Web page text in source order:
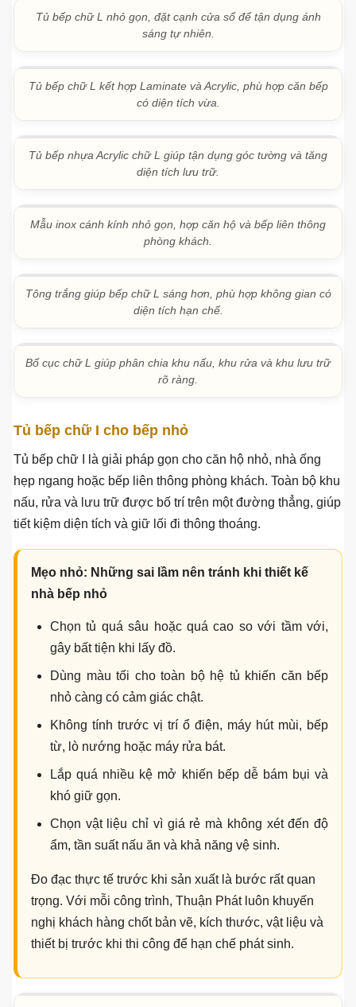
Kiểu dáng tủ bếp hiện đại được ưa
Tủ bếp chữ L hiện đại
không gian bếp có góc tường. Kiểu dáng này giúp tận
dụng góc chết, tăng diện tích mặt bàn và phân chia khu
Tủ bếp chữ L nhỏ gọn, đặt cạnh cửa sổ để tận dụng ánh
sáng tự nhiên.
Tủ bếp chữ L kết hợp Laminate và Acrylic, phù hợp căn bếp
có diện tích vừa.
Tủ bếp nhựa Acrylic chữ L giúp tận dụng góc tường và tăng
diện tích lưu trữ.
phòng khách.
Tông trắng giúp bếp chữ L sáng hơn, phù hợp không gian có
diện tích hạn chế.
Bố cục chữ L giúp phân chia khu nấu, khu rửa và khu lưu trữ
Tủ bếp chữ I cho bếp nhỏ
Tủ bếp chữ I là giải pháp gọn cho căn hộ nhỏ, nhà ống
hẹp ngang hoặc bếp liên thông phòng khách. Toàn bộ khu
nấu, rửa và lưu trữ được bố trí trên một đường thẳng, giúp
tiết kiệm diện tích và giữ lối đi thông thoáng.
Mẹo nhỏ: Những sai lầm nên tránh khi thiết kế
nhà bếp nhỏ
Chọn tủ quá sâu hoặc quá cao so với tầm với,
gây bất tiện khi lấy đồ.
Dùng màu tối cho toàn bộ hệ tủ khiến căn bếp
nhỏ càng có cảm giác chật.
Không tính trước vị trí ổ điện, máy hút mùi, bếp
Lắp quá nhiều kệ mở khiến bếp dễ bám bụi và